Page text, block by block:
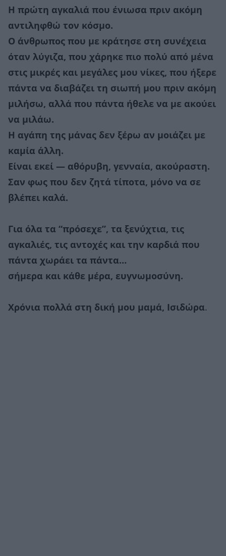
Η πρώτη αγκαλιά που ένιωσα πριν ακόμη
αντιληφθώ τον κόσμο.
Ο άνθρωπος που με κράτησε στη συνέχεια
όταν λύγιζα, που χάρηκε πιο πολύ από μένα
στις μικρές και μεγάλες μου νίκες, που ήξερε
πάντα να διαβάζει τη σιωπή μου πριν ακόμη
μιλήσω, αλλά που πάντα ήθελε να με ακούει
να μιλάω.
Η αγάπη της μάνας δεν ξέρω αν μοιάζει με
καμία άλλη.
Είναι εκεί — αθόρυβη, γενναία, ακούραστη.
Σαν φως που δεν ζητά τίποτα, μόνο να σε
βλέπει καλά.
Για όλα τα “πρόσεχε”, τα ξενύχτια, τις
αγκαλιές, τις αντοχές και την καρδιά που
πάντα χωράει τα πάντα…
σήμερα και κάθε μέρα, ευγνωμοσύνη.
Χρόνια πολλά στη δική μου μαμά, Ισιδώρα.